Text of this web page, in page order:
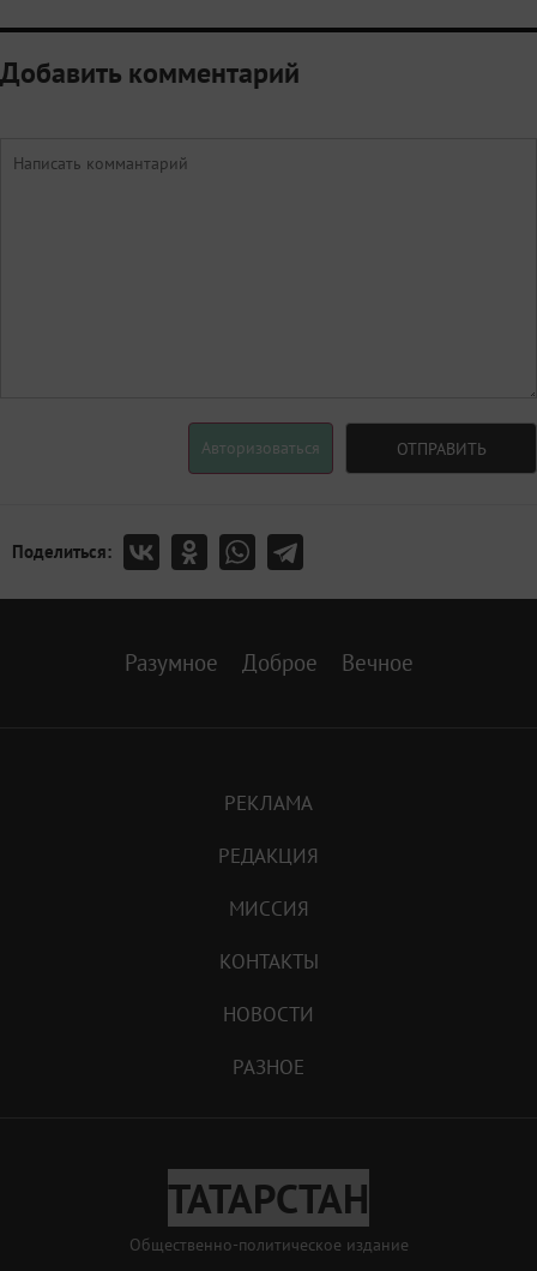
Добавить комментарий
Авторизоваться ОТПРАВИТЬ
Поделиться:
Разумное Доброе Вечное
РЕКЛАМА
РЕДАКЦИЯ
МИССИЯ
КОНТАКТЫ
НОВОСТИ
РАЗНОЕ
ТАТАРСТАН
Общественно-политическое издание